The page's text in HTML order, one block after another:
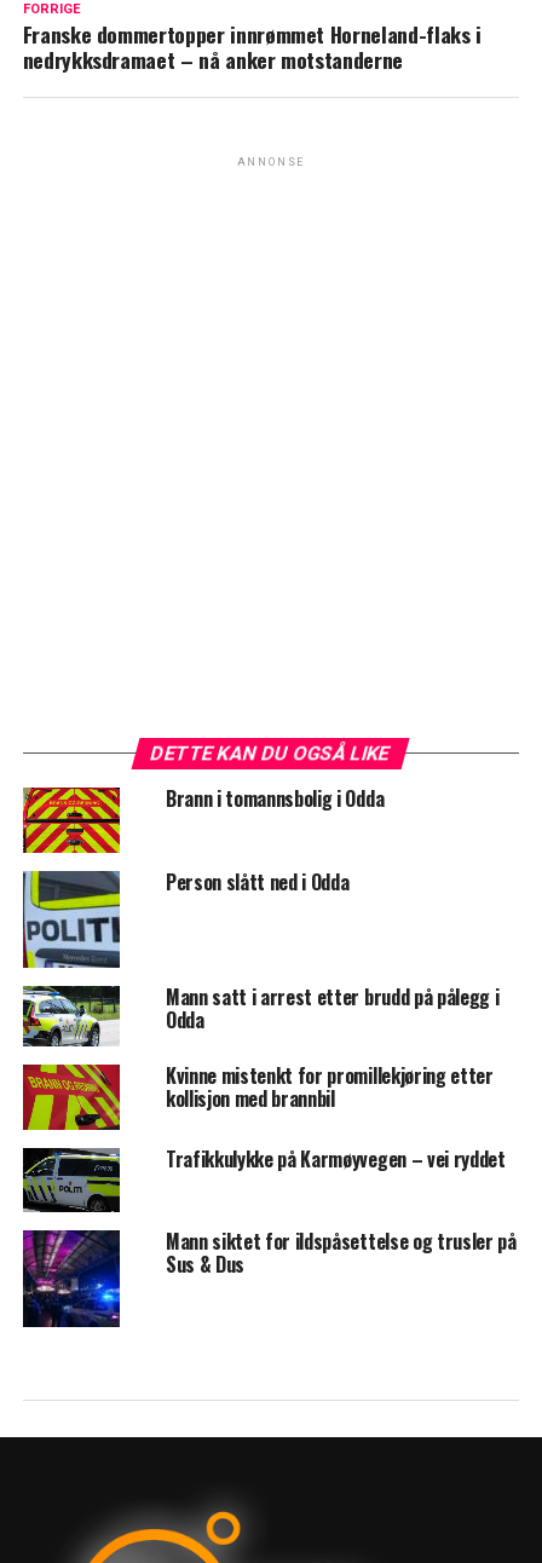
FORRIGE
Franske dommertopper innrømmet Horneland-flaks i
nedrykksdramaet – nå anker motstanderne
ANNONSE
DETTE KAN DU OGSÅ LIKE
Brann i tomannsbolig i Odda
Person slått ned i Odda
Mann satt i arrest etter brudd på pålegg i
Odda
Kvinne mistenkt for promillekjøring etter
kollisjon med brannbil
Trafikkulykke på Karmøyvegen – vei ryddet
Mann siktet for ildspåsettelse og trusler på
Sus & Dus